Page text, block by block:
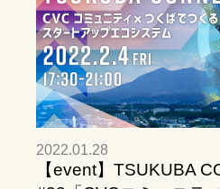
2022.01.28
【event】TSUKUBA